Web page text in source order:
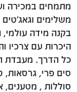
מתמחים במכירה
משלימים
בקנה מידה
היכרות עם צרכיו
כל הדרך. מעבדת
סים פרי, גרסאות,
סוללות , מטענים,